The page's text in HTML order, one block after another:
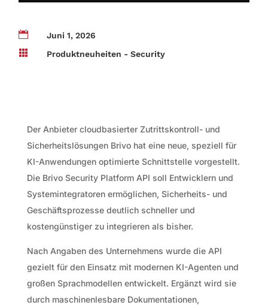

Juni 1, 2026

Produktneuheiten - Security
Der Anbieter cloudbasierter Zutrittskontroll- und
Sicherheitslösungen Brivo hat eine neue, speziell für
KI-Anwendungen optimierte Schnittstelle vorgestellt.
Die Brivo Security Platform API soll Entwicklern und
Systemintegratoren ermöglichen, Sicherheits- und
Geschäftsprozesse deutlich schneller und
kostengünstiger zu integrieren als bisher.
Nach Angaben des Unternehmens wurde die API
gezielt für den Einsatz mit modernen KI-Agenten und
großen Sprachmodellen entwickelt. Ergänzt wird sie
durch maschinenlesbare Dokumentationen,